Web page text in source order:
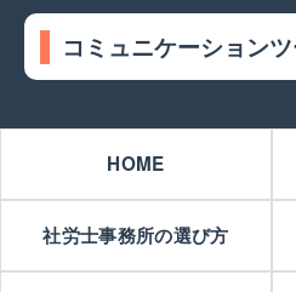
コミュニケーション
HOME
社労士事務所の選び方